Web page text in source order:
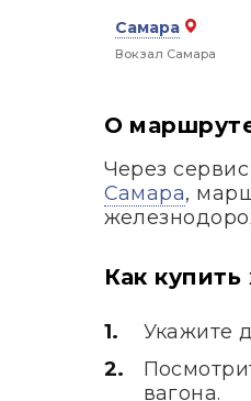
Самара
Вокзал Самара
О
Через сервис
Самара,
Как
Укажите
вагона.